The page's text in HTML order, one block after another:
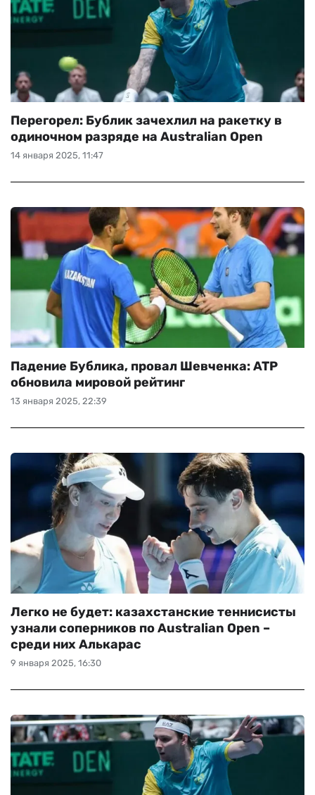
14 января 2025, 11:47
Перегорел: Бублик зачехлил на ракетку в
одиночном разряде на Australian Open
13 января 2025, 22:39
Падение Бублика, провал Шевченка: ATP
обновила мировой рейтинг
9 января 2025, 16:30
Легко не будет: казахстанские теннисисты
узнали соперников по Australian Open –
среди них Алькарас